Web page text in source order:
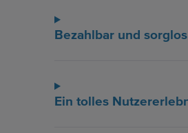
Bezahlbar und sorglos
Ein tolles